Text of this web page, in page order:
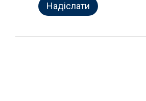
Надіслати